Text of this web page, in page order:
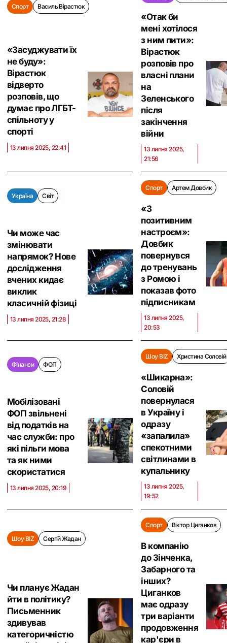
Спорт Василь Вірастюк
«Засуджувати їх
не буду»:
Вірастюк
відверто
розповів, що
думає про ЛГБТ-
спільноту у
спорті
13 липня 2025, 22:41
«Отак би
мені хотілося
з ним пити»:
Вірастюк
розповів про
власні плани
на
Зеленського
після
закінчення
війни
13 липня 2025,
21:56
Україна Світ
Чи може час
змінювати
напрямок? Нове
дослідження
вчених кидає
виклик
класичній фізиці
13 липня 2025, 21:28
Спорт Артем Довбик
«З
позитивним
настроєм»:
Довбик
повернувся
до тренувань
з Ромою і
показав фото
підписникам
13 липня 2025,
20:53
Фінанси ФОП
Мобілізовані
ФОП звільнені
від податків на
час служби: про
які пільги мова
та як ними
скористатися
13 липня 2025, 20:19
Шоу BIZ Христина Соловій
«Шикарна»:
Соловій
повернулася
в Україну і
одразу
«запалила»
спекотними
світлинами в
купальнику
13 липня 2025,
19:52
Шоу BIZ Сергій Жадан
Чи планує Жадан
йти в політику?
Письменник
здивував
категоричністю
Спорт Віктор Циганков
В компанію
до Зінченка,
Забарного та
інших?
Циганков
має одразу
три варіанти
продовження
кар'єри в